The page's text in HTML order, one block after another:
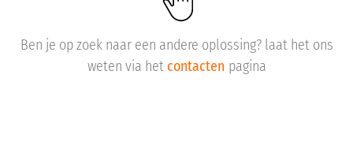
Ben je op zoek naar een andere oplossing? laat het ons
weten via hetcontactenpagina
weten via hetcontactenpagina